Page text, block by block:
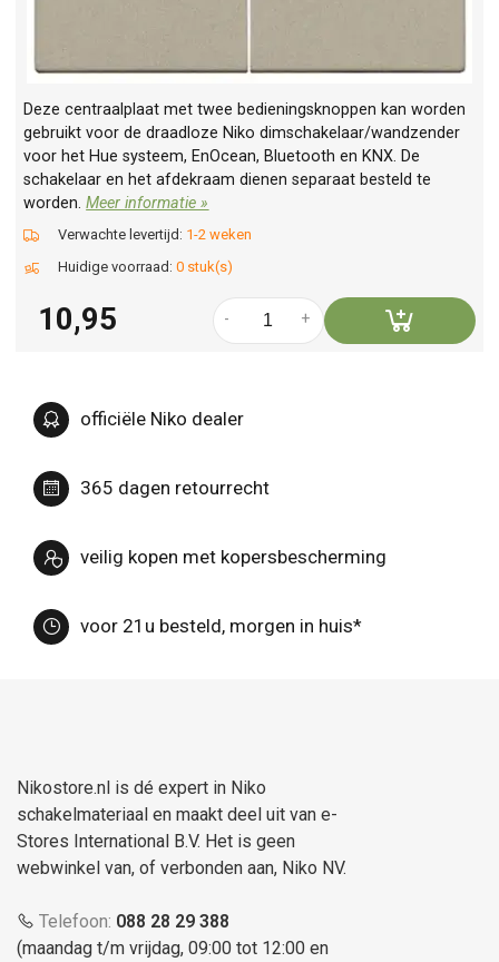
Deze centraalplaat met twee bedieningsknoppen kan worden
gebruikt voor de draadloze Niko dimschakelaar/wandzender
voor het Hue systeem, EnOcean, Bluetooth en KNX. De
schakelaar en het afdekraam dienen separaat besteld te
worden.Meer informatie »
Verwachte levertijd: 1-2 weken
Huidige voorraad: 0 stuk(s)
10,95 +
-
officiële Niko dealer
365 dagen retourrecht
veilig kopen met kopersbescherming
voor 21u besteld, morgen in huis*
Nikostore.nl is dé expert in Niko
schakelmateriaal en maakt deel uit van e-
Stores International B.V. Het is geen
webwinkel van, of verbonden aan, Niko NV.
Telefoon: 088 28 29 388
(maandag t/m vrijdag, 09:00 tot 12:00 en